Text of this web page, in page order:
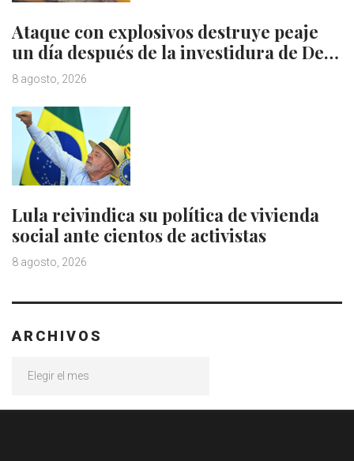
Ataque con explosivos destruye peaje
un día después de la investidura de De…
8 agosto, 2026
Lula reivindica su política de vivienda
social ante cientos de activistas
8 agosto, 2026
ARCHIVOS